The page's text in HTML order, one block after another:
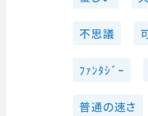
不思議
ﾌｧﾝﾀｼﾞｰ
普通の速さ